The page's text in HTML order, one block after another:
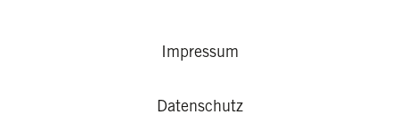
Impressum
Datenschutz